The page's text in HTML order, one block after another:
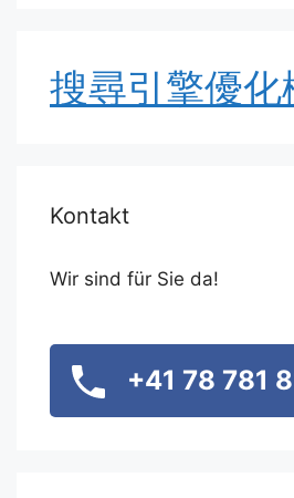
搜尋引擎優化
Kontakt
Wir sind für Sie da!
+41 78 781